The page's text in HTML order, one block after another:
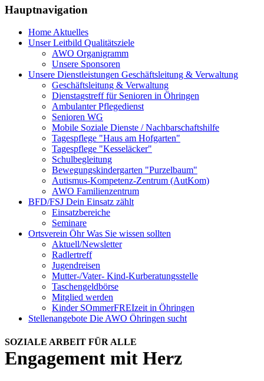
Hauptnavigation
Home Aktuelles
Unser Leitbild Qualitätsziele
AWO Organigramm
Unsere Sponsoren
Unsere Dienstleistungen Geschäftsleitung & Verwaltung
Geschäftsleitung & Verwaltung
Dienstagstreff für Senioren in Öhringen
Ambulanter Pflegedienst
Senioren WG
Mobile Soziale Dienste / Nachbarschaftshilfe
Tagespflege "Haus am Hofgarten"
Tagespflege "Kesseläcker"
Schulbegleitung
Bewegungskindergarten "Purzelbaum"
Autismus-Kompetenz-Zentrum (AutKom)
AWO Familienzentrum
BFD/FSJ Dein Einsatz zählt
Einsatzbereiche
Seminare
Ortsverein ÖhrWas Sie wissen sollten
Aktuell/Newsletter
Radlertreff
Jugendreisen
Mutter-/Vater- Kind-Kurberatungsstelle
Taschengeldbörse
Mitglied werden
Kinder SOmmerFREIzeit in Öhringen
Stellenangebote Die AWO Öhringen sucht
SOZIALE ARBEIT FÜR ALLE
Engagement mit Herz